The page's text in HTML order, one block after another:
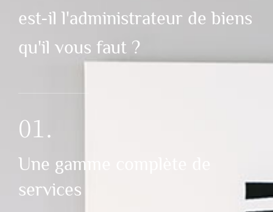
est-il l'administrateur de biens
qu'il vous faut ?
01.
Une gamme complète de
services